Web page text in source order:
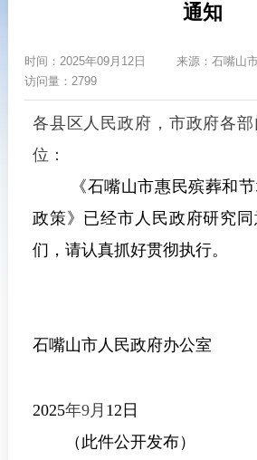
通知
时间： 2025年09月12日 来源： 石嘴山
访问量：2799
各县区人民政府，市政府各
位：
《石嘴山市惠民殡葬和
政策》已经市人民政府研究
们，请认真抓好贯彻执行。
石嘴山市人民政府办公室
2025年9月 12 日
（此件公开发布）